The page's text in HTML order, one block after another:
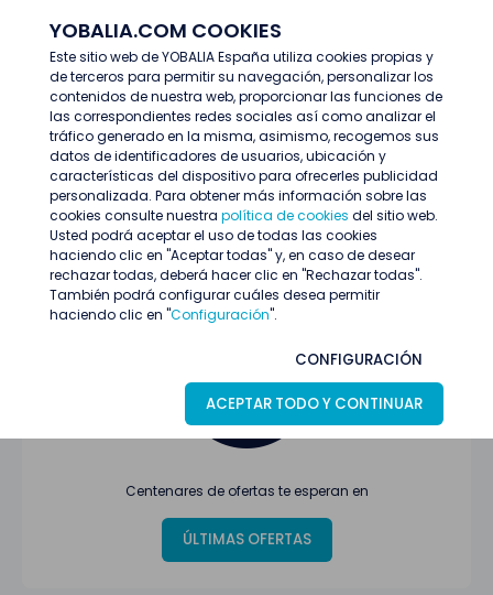
YOBALIA.COM COOKIES
Este sitio web de YOBALIA España utiliza cookies propias y
de terceros para permitir su navegación, personalizar los
contenidos de nuestra web, proporcionar las funciones de
las correspondientes redes sociales así como analizar el
tráfico generado en la misma, asimismo, recogemos sus
datos de identificadores de usuarios, ubicación y
características del dispositivo para ofrecerles publicidad
personalizada. Para obtener más información sobre las
cookies consulte nuestra política de cookies del sitio web.
Usted podrá aceptar el uso de todas las cookies
haciendo clic en "Aceptar todas" y, en caso de desear
rechazar todas, deberá hacer clic en "Rechazar todas".
También podrá configurar cuáles desea permitir
haciendo clic en "Configuración".
CONFIGURACIÓN
ACEPTAR TODO Y CONTINUAR
Últimas ofertas
Oferta no encontrada o ha finalizado su
proceso de selección
Centenares de ofertas te esperan en
ÚLTIMAS OFERTAS